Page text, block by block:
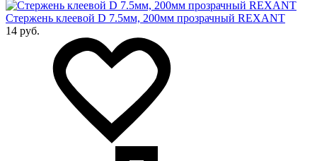
Стержень клеевой D 7.5мм, 200мм прозрачный REXANT
14 руб.